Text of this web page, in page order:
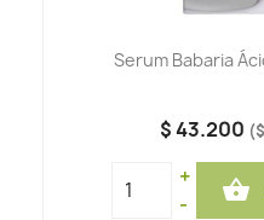
Serum Babaria
$ 43.200
+
-
